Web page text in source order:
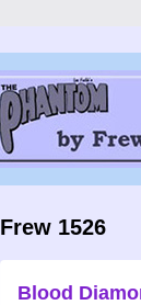
Frew 1526
Blood